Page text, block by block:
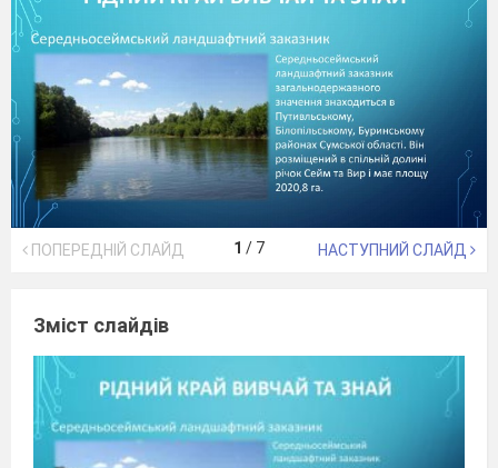
ПОПЕРЕДНІЙ СЛАЙД 1 / 7 НАСТУПНИЙ СЛАЙД
Зміст слайдів